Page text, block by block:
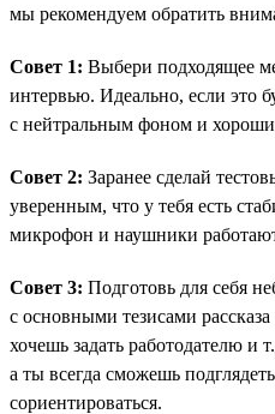
мы рекомендуем обратить
Совет 1: Выбери подходящее
интервью. Идеально, если это
с нейтральным фоном и
Совет 2: Заранее сделай
уверенным, что у тебя есть
микрофон и наушники
Совет 3: Подготовь для себя
с основными тезисами
хочешь задать работодателю и
а ты всегда сможешь
сориентироваться.